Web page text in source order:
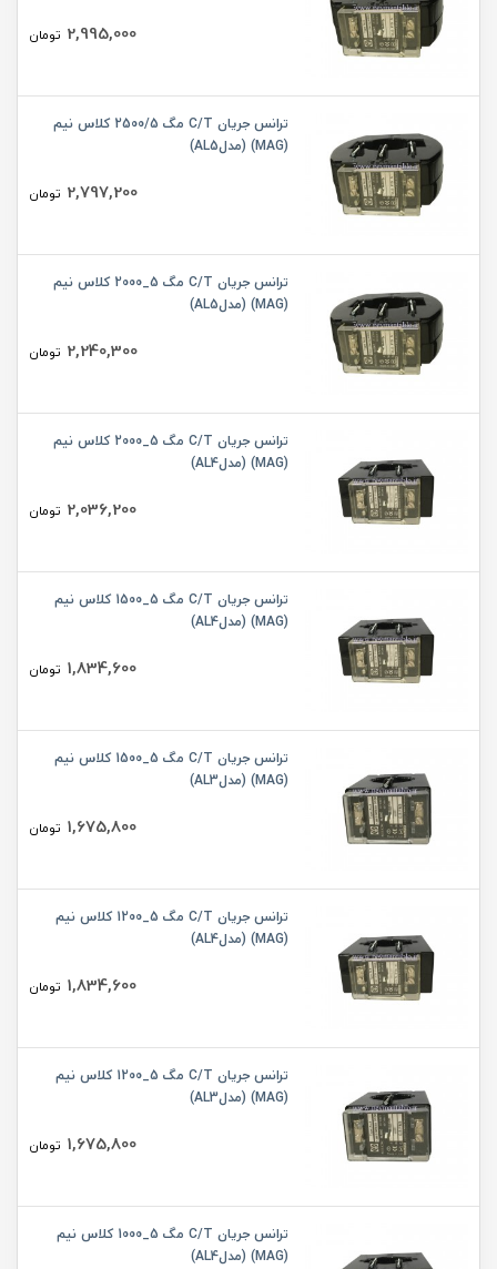
2,995,000 تومان
ترانس جریان C/T مگ 2500/5 کلاس نیم
(MAG) (مدلAL5)
2,797,200 تومان
ترانس جریان C/T مگ 5_2000 کلاس نیم
(MAG) (مدلAL5)
2,240,300 تومان
ترانس جریان C/T مگ 5_2000 کلاس نیم
(MAG) (مدلAL4)
2,036,200 تومان
ترانس جریان C/T مگ 5_1500 کلاس نیم
(MAG) (مدلAL4)
1,834,600 تومان
ترانس جریان C/T مگ 5_1500 کلاس نیم
(MAG) (مدلAL3)
1,675,800 تومان
ترانس جریان C/T مگ 5_1200 کلاس نیم
(MAG) (مدلAL4)
1,834,600 تومان
ترانس جریان C/T مگ 5_1200 کلاس نیم
(MAG) (مدلAL3)
1,675,800 تومان
ترانس جریان C/T مگ 5_1000 کلاس نیم
(MAG) (مدلAL4)